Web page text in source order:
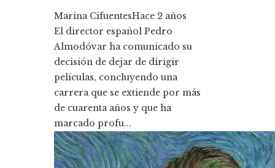
Marina CifuentesHace 2 años
El director español Pedro
Almodóvar ha comunicado su
decisión de dejar de dirigir
películas, concluyendo una
carrera que se extiende por más
de cuarenta años y que ha
marcado profu...